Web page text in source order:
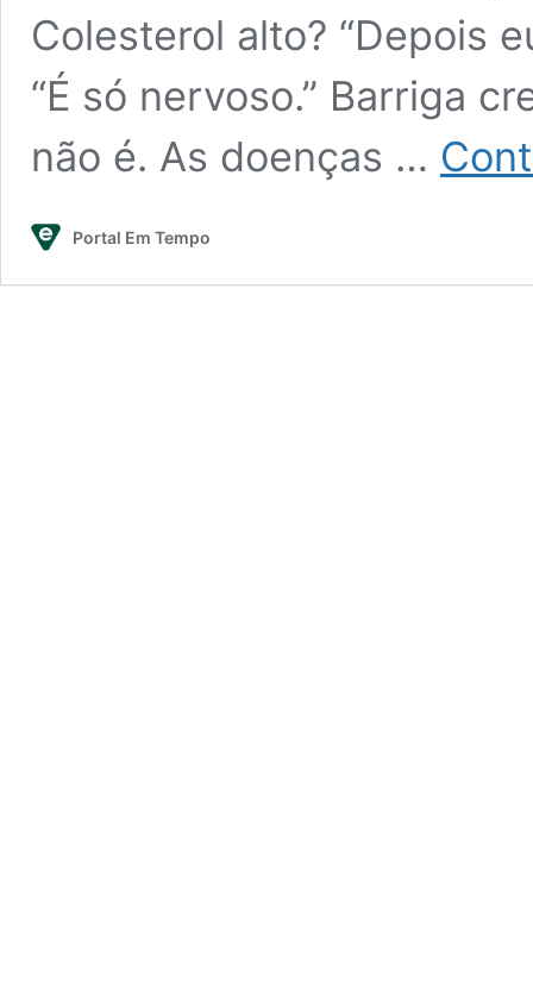
Colesterol alto? “Depois
“É só nervoso.” Barriga
não é. As doenças …
Portal Em Tempo